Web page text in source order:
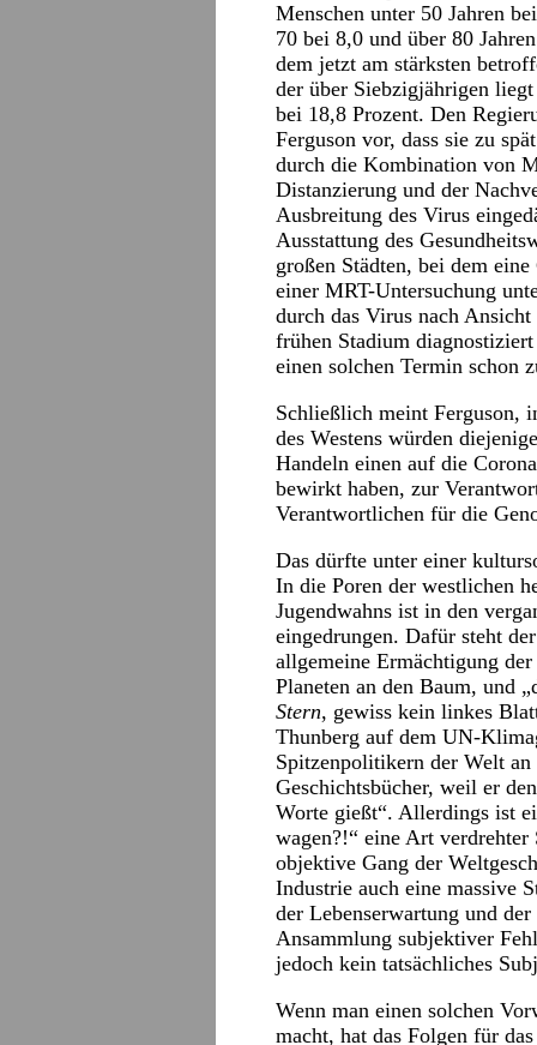
Menschen unter 50 Jahren
70 bei 8,0 und über 80
dem jetzt am stärksten
der über Siebzigjährigen
bei 18,8 Prozent. Den
Ferguson vor, dass sie zu
durch die Kombination von
Distanzierung und der
Ausbreitung des Virus
Ausstattung des
großen Städten, bei dem
einer MRT-Untersuchung
durch das Virus nach
frühen Stadium
einen solchen Termin schon
Schließlich meint Ferguson,
des Westens würden
Handeln einen auf die
bewirkt haben, zur
Verantwortlichen für die
Das dürfte unter einer
In die Poren der westlichen
Jugendwahns ist in den
eingedrungen. Dafür steht
allgemeine Ermächtigung
Planeten an den Baum, und
Stern, gewiss kein linkes
Thunberg auf dem UN-
Spitzenpolitikern der Welt
Geschichtsbücher, weil er
Worte gießt“. Allerdings ist
wagen?!“ eine Art
objektive Gang der
Industrie auch eine massive
der Lebenserwartung und
Ansammlung subjektiver
jedoch kein tatsächliches
Wenn man einen solchen
macht, hat das Folgen für